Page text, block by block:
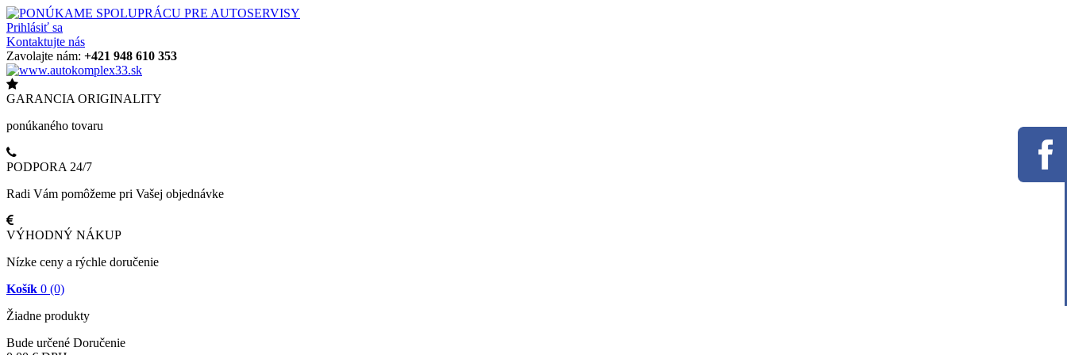
Prihlásiť sa
Kontaktujte nás
Zavolajte nám: +421 948 610 353
GARANCIA ORIGINALITY
ponúkaného tovaru
PODPORA 24/7
Radi Vám pomôžeme pri Vašej objednávke
VÝHODNÝ NÁKUP
Nízke ceny a rýchle doručenie
Košík 0 (0)
Žiadne produkty
Bude určené Doručenie